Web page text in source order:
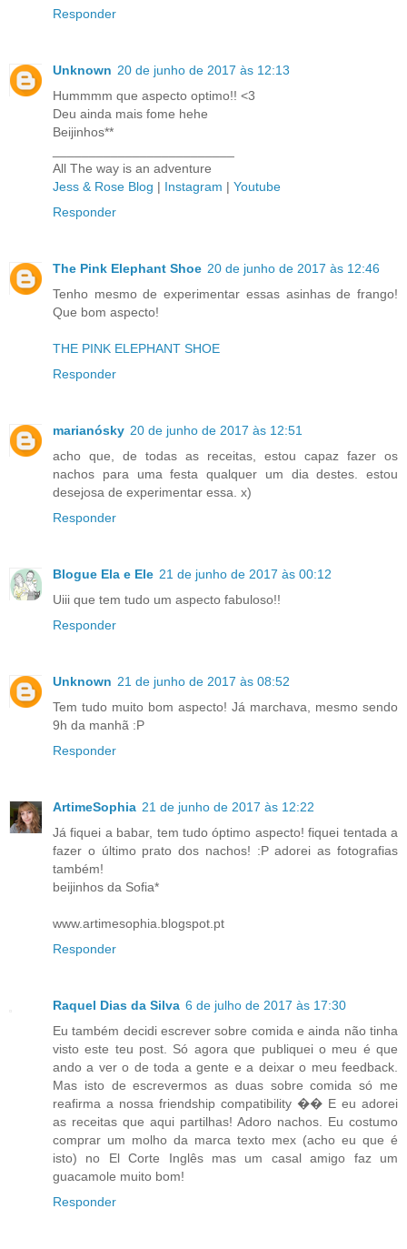
Responder
Unknown 20 de junho de 2017 às 12:13
Hummmm que aspecto optimo!! <3
Deu ainda mais fome hehe
Beijinhos**
All The way is an adventure
Jess & Rose Blog | Instagram | Youtube
Responder
The Pink Elephant Shoe 20 de junho de 2017 às 12:46
Tenho mesmo de experimentar essas asinhas de frango!
Que bom aspecto!
THE PINK ELEPHANT SHOE
Responder
marianósky 20 de junho de 2017 às 12:51
acho que, de todas as receitas, estou capaz fazer os
nachos para uma festa qualquer um dia destes. estou
desejosa de experimentar essa. x)
Responder
Blogue Ela e Ele 21 de junho de 2017 às 00:12
Uiii que tem tudo um aspecto fabuloso!!
Responder
Unknown 21 de junho de 2017 às 08:52
Tem tudo muito bom aspecto! Já marchava, mesmo sendo
9h da manhã :P
Responder
ArtimeSophia 21 de junho de 2017 às 12:22
Já fiquei a babar, tem tudo óptimo aspecto! fiquei tentada a
fazer o último prato dos nachos! :P adorei as fotografias
também!
beijinhos da Sofia*
www.artimesophia.blogspot.pt
Responder
Raquel Dias da Silva 6 de julho de 2017 às 17:30
Eu também decidi escrever sobre comida e ainda não tinha
visto este teu post. Só agora que publiquei o meu é que
ando a ver o de toda a gente e a deixar o meu feedback.
Mas isto de escrevermos as duas sobre comida só me
reafirma a nossa friendship compatibility �� E eu adorei
as receitas que aqui partilhas! Adoro nachos. Eu costumo
comprar um molho da marca texto mex (acho eu que é
isto) no El Corte Inglês mas um casal amigo faz um
guacamole muito bom!
Responder